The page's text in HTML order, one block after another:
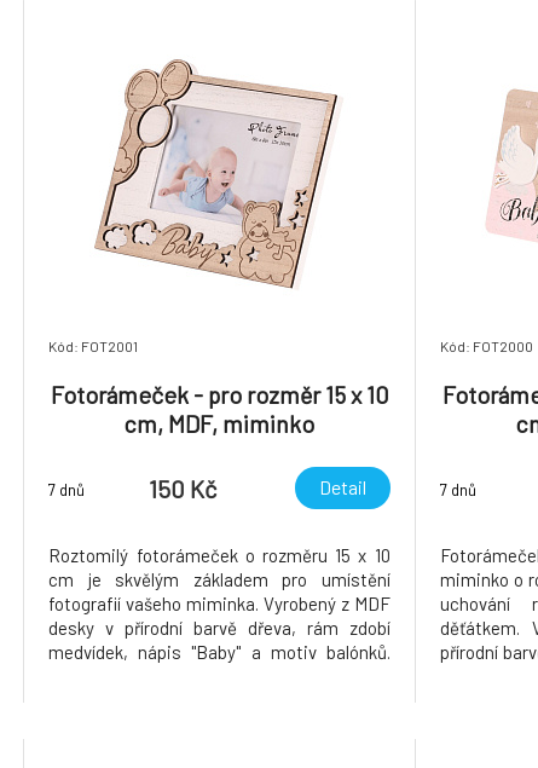
Kód: FOT2001
Fotorámeček - pro rozměr 15 x 10
cm, MDF, miminko
7 dnů 150 Kč Detail
Roztomilý fotorámeček o rozměru 15 x 10
cm je skvělým základem pro umístění
fotografií vašeho miminka. Vyrobený z MDF
desky v přírodní barvě dřeva, rám zdobí
medvídek, nápis "Baby" a motiv balónků.
Kód: FOT2000
7 dnů
miminko o
uchování
děťátkem.
přírodní